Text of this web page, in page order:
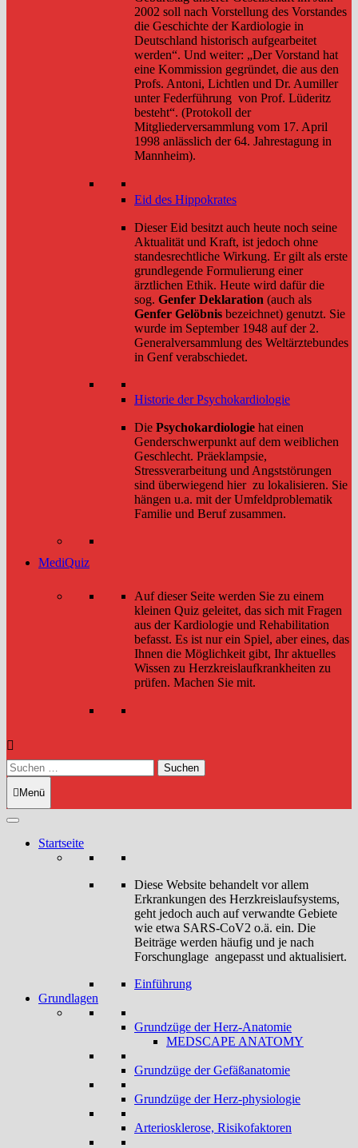
2002 soll nach Vorstellung des Vorstandes
die Geschichte der Kardiologie in
Deutschland historisch aufgearbeitet
werden“. Und weiter: „Der Vorstand hat
eine Kommission gegründet, die aus den
Profs. Antoni, Lichtlen und Dr. Aumiller
unter Federführung von Prof. Lüderitz
besteht“. (Protokoll der
Mitgliederversammlung vom 17. April
1998 anlässlich der 64. Jahrestagung in
Mannheim).
Eid des Hippokrates
Dieser Eid besitzt auch heute noch seine
Aktualität und Kraft, ist jedoch ohne
standesrechtliche Wirkung. Er gilt als erste
grundlegende Formulierung einer
ärztlichen Ethik. Heute wird dafür die
sog. Genfer Deklaration (auch als
Genfer Gelöbnis bezeichnet) genutzt. Sie
wurde im September 1948 auf der 2.
Generalversammlung des Weltärztebundes
in Genf verabschiedet.
Historie der Psychokardiologie
Die Psychokardiologie hat einen
Genderschwerpunkt auf dem weiblichen
Geschlecht. Präeklampsie,
Stressverarbeitung und Angststörungen
sind überwiegend hier zu lokalisieren. Sie
hängen u.a. mit der Umfeldproblematik
Familie und Beruf zusammen.
MediQuiz
Auf dieser Seite werden Sie zu einem
kleinen Quiz geleitet, das sich mit Fragen
aus der Kardiologie und Rehabilitation
befasst. Es ist nur ein Spiel, aber eines, das
Ihnen die Möglichkeit gibt, Ihr aktuelles
Wissen zu Herzkreislaufkrankheiten zu
prüfen. Machen Sie mit.
Suchen
nach:
Menü
Startseite
Diese Website behandelt vor allem
Erkrankungen des Herzkreislaufsystems,
geht jedoch auch auf verwandte Gebiete
wie etwa SARS-CoV2 o.ä. ein. Die
Beiträge werden häufig und je nach
Forschunglage angepasst und aktualisiert.
Einführung
Grundlagen
Grundzüge der Herz-Anatomie
MEDSCAPE ANATOMY
Grundzüge der Gefäßanatomie
Grundzüge der Herz-physiologie
Arteriosklerose, Risikofaktoren